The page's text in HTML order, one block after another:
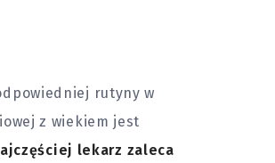
rutyny w
z wiekiem jest
lekarz zaleca